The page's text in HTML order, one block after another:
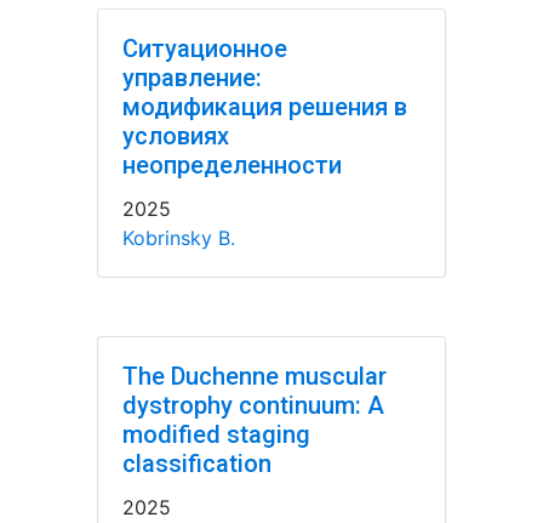
Ситуационное
управление:
модификация решения в
условиях
неопределенности
2025
Kobrinsky B.
The Duchenne muscular
dystrophy continuum: A
modified staging
classification
2025